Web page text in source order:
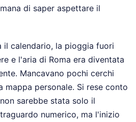
di saper aspettare il
il calendario, la pioggia fuori
e l'aria di Roma era diventata
Mancavano pochi cerchi
mappa personale. Si rese conto
sarebbe stata solo il
numerico, ma l'inizio